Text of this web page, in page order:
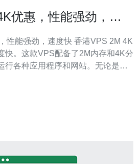
优惠，性能强劲，速
，速度快 香港VPS 2M 4K
快。这款VPS配备了2M内存和4K分
行各种应用程序和网站。无论是网
，还能享受到优惠活动。不仅性能